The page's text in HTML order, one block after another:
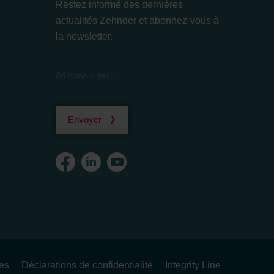
Restez informé des dernières
actualités Zehnder et abonnez-vous à
la newsletter.
Envoyer
Déclarations de confidentialité Integrity Line